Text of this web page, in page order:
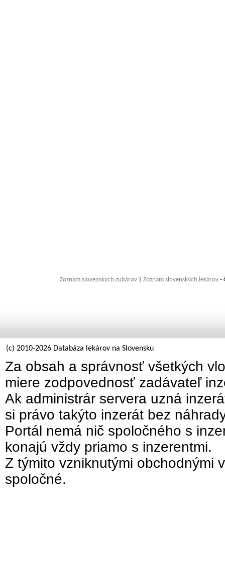
Zoznam slovenských zubárov| Zoznam slovenských lekárov-
(c) 2010-2026 Databáza lekárov na Slovensku
Za obsah a správnosť všetkých
miere zodpovednosť zadávateľ
Ak administrár servera uzná
si právo takýto inzerát bez
Portál nemá nič spoločného s
konajú vždy priamo s inzerentmi.
Z týmito vzniknutými obchodnými
spoločné.